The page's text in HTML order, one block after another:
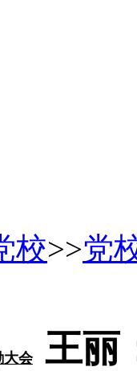
校>>党
大会
王丽